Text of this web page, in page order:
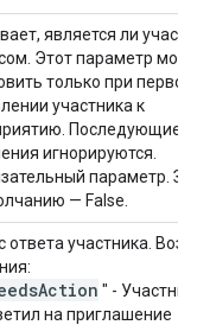
является ли
Этот параметр
только при первом
участника к
Последующие
игнорируются.
параметр.
— False.
ответа участника.
" -
на приглашение